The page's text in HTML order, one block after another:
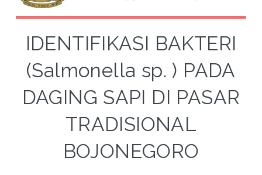
IDENTIFIKASI BAKTERI
(Salmonella sp. ) PADA
DAGING SAPI DI PASAR
TRADISIONAL
BOJONEGORO